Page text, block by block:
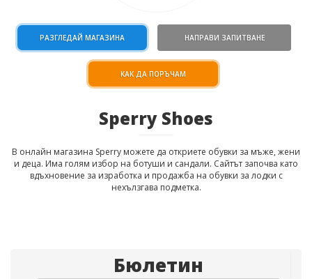
РАЗГЛЕДАЙ МАГАЗИНА НАПРАВИ ЗАПИТВАНЕ
КАК ДА ПОРЪЧАМ
Sperry Shoes
В онлайн магазина Sperry можете да откриете обувки за мъже, жени
и деца. Има голям избор на ботуши и сандали. Сайтът започва като
вдъхновение за изработка и продажба на обувки за лодки с
нехълзгава подметка.
Бюлетин